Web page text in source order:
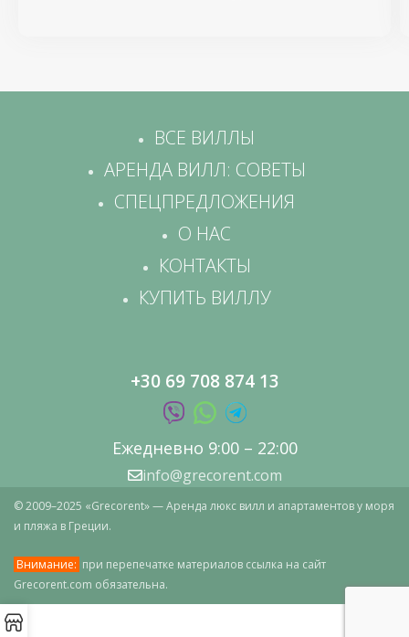
ВСЕ ВИЛЛЫ
АРЕНДА ВИЛЛ: СОВЕТЫ
СПЕЦПРЕДЛОЖЕНИЯ
О НАС
КОНТАКТЫ
КУПИТЬ ВИЛЛУ
+30 69 708 874 13
Ежедневно 9:00 – 22:00
info@grecorent.com
© 2009–2025 «Grecorent» — Аренда люкс вилл и апартаментов у моря
и пляжа в Греции.
Внимание: при перепечатке материалов ссылка на сайт
Grecorent.com обязательна.